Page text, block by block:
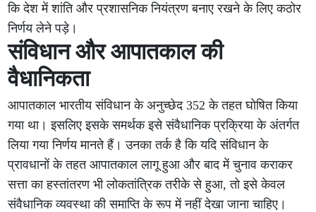
कि देश में शांति और प्रशासनिक नियंत्रण बनाए रखने के लिए कठोर
निर्णय लेने पड़े।
संविधान और आपातकाल की
वैधानिकता
आपातकाल भारतीय संविधान के अनुच्छेद 352 के तहत घोषित किया
गया था। इसलिए इसके समर्थक इसे संवैधानिक प्रक्रिया के अंतर्गत
लिया गया निर्णय मानते हैं। उनका तर्क है कि यदि संविधान के
प्रावधानों के तहत आपातकाल लागू हुआ और बाद में चुनाव कराकर
सत्ता का हस्तांतरण भी लोकतांत्रिक तरीके से हुआ, तो इसे केवल
संवैधानिक व्यवस्था की समाप्ति के रूप में नहीं देखा जाना चाहिए।